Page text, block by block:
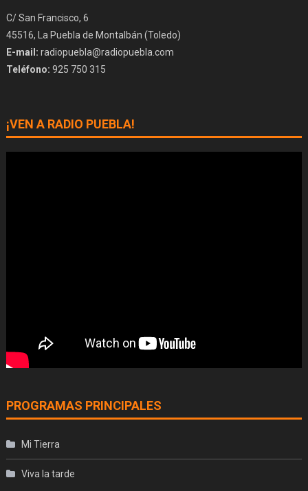
C/ San Francisco, 6
45516, La Puebla de Montalbán (Toledo)
E-mail: radiopuebla@radiopuebla.com
Teléfono: 925 750 315
¡VEN A RADIO PUEBLA!
PROGRAMAS PRINCIPALES
Mi Tierra
Viva la tarde